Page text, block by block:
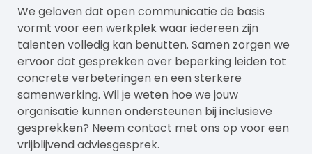
We geloven dat open communicatie de basis
vormt voor een werkplek waar iedereen zijn
talenten volledig kan benutten. Samen zorgen we
ervoor dat gesprekken over beperking leiden tot
concrete verbeteringen en een sterkere
samenwerking. Wil je weten hoe we jouw
organisatie kunnen ondersteunen bij inclusieve
gesprekken? Neem contact met ons op voor een
vrijblijvend adviesgesprek.